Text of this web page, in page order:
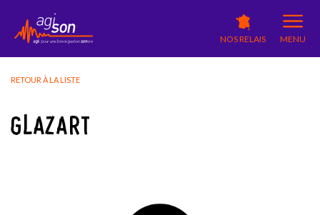
NOS RELAIS MENU
RETOUR À LA LISTE
GLAZART